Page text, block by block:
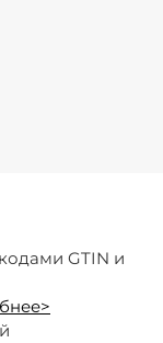
GTIN и